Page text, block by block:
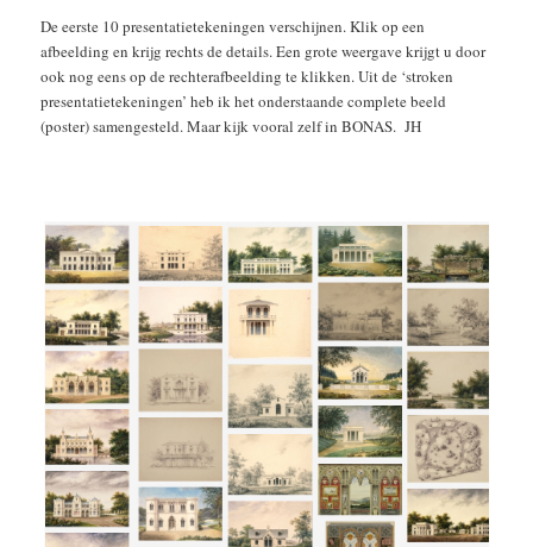
De eerste 10 presentatietekeningen verschijnen. Klik op een
afbeelding en krijg rechts de details. Een grote weergave krijgt u door
ook nog eens op de rechterafbeelding te klikken. Uit de ‘stroken
presentatietekeningen’ heb ik het onderstaande complete beeld
(poster) samengesteld. Maar kijk vooral zelf in BONAS. JH